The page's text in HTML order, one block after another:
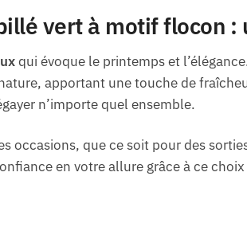
vert à motif flocon :
qui évoque le printemps et
apportant une touche de
n’importe quel ensemble.
occasions, que ce soit pour des
en votre allure grâce à ce